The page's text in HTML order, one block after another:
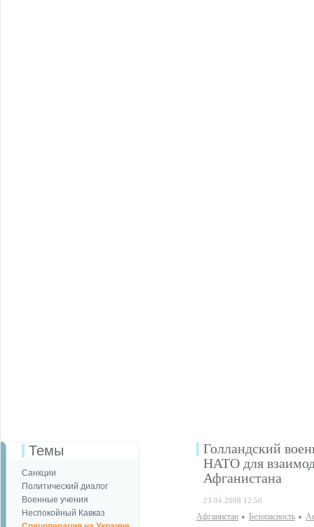
Темы
Санкции
Политический диалог
Военные учения
Неспокойный Кавказ
Голландский
НАТО для
Афганистана
23.04.2008 12:50
Афганистан Безопаcность